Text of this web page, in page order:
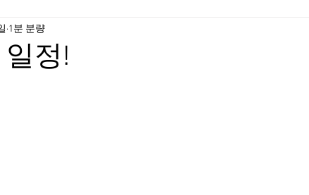
선무도사진
정!
1분 분량